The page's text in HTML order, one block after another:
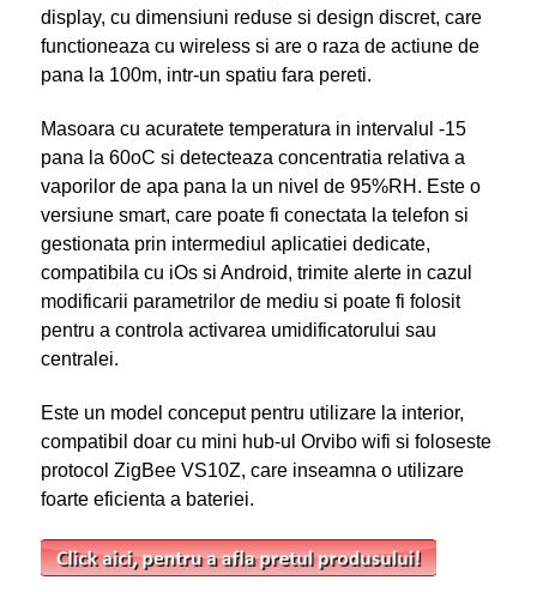
display, cu dimensiuni reduse si design discret, care
functioneaza cu wireless si are o raza de actiune de
pana la 100m, intr-un spatiu fara pereti.
Masoara cu acuratete temperatura in intervalul -15
pana la 60oC si detecteaza concentratia relativa a
vaporilor de apa pana la un nivel de 95%RH. Este o
versiune smart, care poate fi conectata la telefon si
gestionata prin intermediul aplicatiei dedicate,
compatibila cu iOs si Android, trimite alerte in cazul
modificarii parametrilor de mediu si poate fi folosit
pentru a controla activarea umidificatorului sau
centralei.
Este un model conceput pentru utilizare la interior,
compatibil doar cu mini hub-ul Orvibo wifi si foloseste
protocol ZigBee VS10Z, care inseamna o utilizare
foarte eficienta a bateriei.